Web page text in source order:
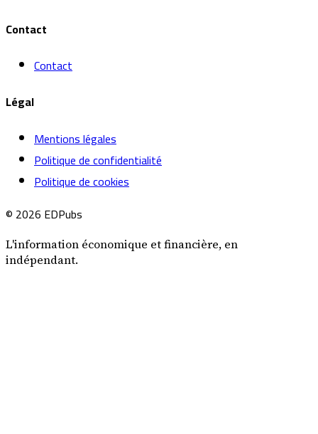
Contact
Contact
Légal
Mentions légales
Politique de confidentialité
Politique de cookies
© 2026 EDPubs
L'information économique et financière, en
indépendant.